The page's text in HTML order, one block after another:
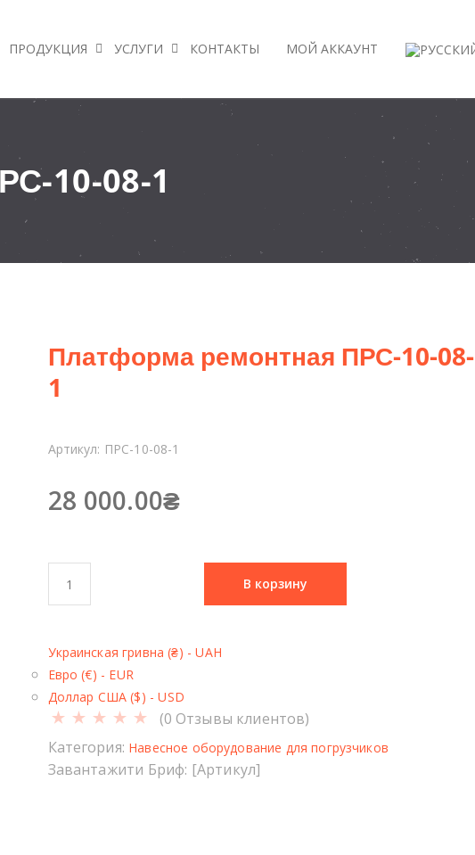
ПРОДУКЦИЯ УСЛУГИ КОНТАКТЫ МОЙ АККАУНТ
10-08-1
Платформа ремонтная ПРС-10-08-
1
Артикул: ПРС-10-08-1
28 000.00₴
ч
е
с
т
в
о
В корзину
Украинская гривна (₴) - UAH
Евро (€) - EUR
Доллар США ($) - USD
(0 Отзывы клиентов)
Категория: Навесное оборудование для погрузчиков
Завантажити Бриф: [Артикул]